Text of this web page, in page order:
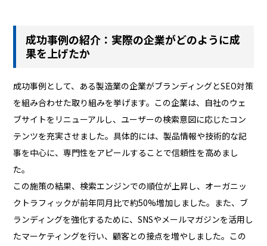
成功事例の紹介：実際の企業がどのように成
果を上げたか
成功事例として、ある製造業の企業がブランディングとSEO対策
を組み合わせた取り組みを挙げます。この企業は、自社のウェ
ブサイトをリニューアルし、ユーザーの検索意図に応じたコン
テンツを充実させました。具体的には、製品情報や技術的な記
事を中心に、専門性をアピールすることで信頼性を高めまし
た。
この施策の結果、検索エンジンでの順位が上昇し、オーガニッ
クトラフィックが前年同月比で約50%増加しました。また、ブ
ランディングを強化するために、SNSやメールマガジンを活用し
たマーケティングを行い、顧客との接点を増やしました。この